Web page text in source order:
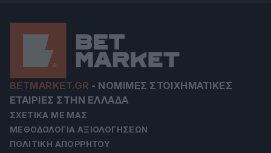
BETMARKET.GR - ΝΌΜΙΜΕΣ ΣΤΟΙΧΗΜΑΤΙΚΈΣ
ΕΤΑΙΡΊΕΣ ΣΤΗΝ ΕΛΛΆΔΑ
ΣΧΕΤΙΚΆ ΜΕ ΜΑΣ
ΜΕΘΟΔΟΛΟΓΊΑ ΑΞΙΟΛΟΓΉΣΕΩΝ
ΠΟΛΙΤΙΚΉ ΑΠΟΡΡΉΤΟΥ